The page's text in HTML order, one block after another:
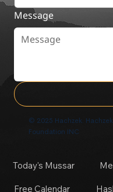
Message
© 2025 Hachzek.
Foundation INC
Today's Mussar
Free Calendar